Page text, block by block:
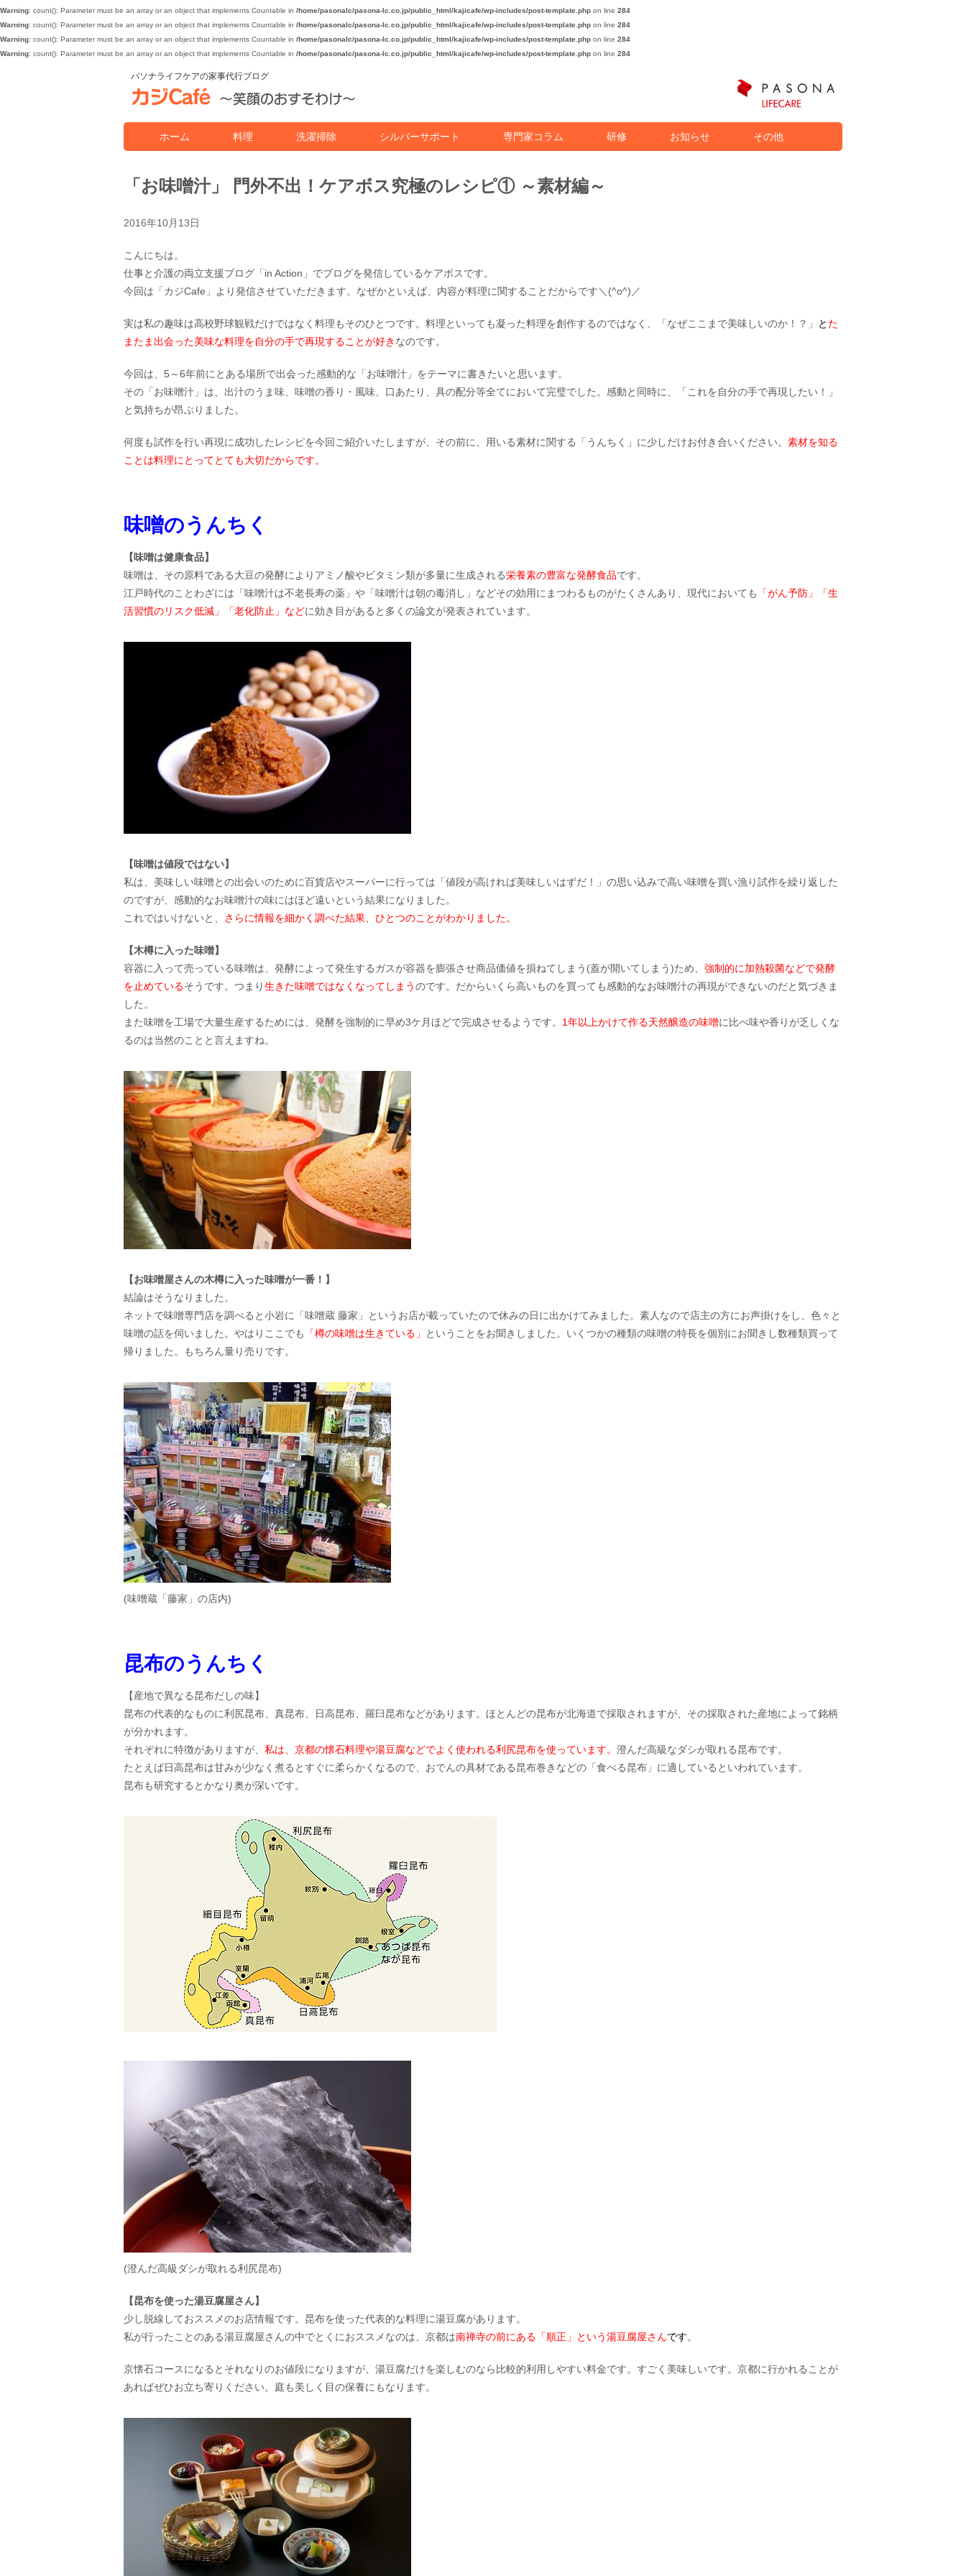
Warning: count(): Parameter must be an array or an object that implements Countable in /home/pasonalc/pasona-lc.co.jp/public_html/kajicafe/wp-includes/post-template.php on line 284
Warning: count(): Parameter must be an array or an object that implements Countable in /home/pasonalc/pasona-lc.co.jp/public_html/kajicafe/wp-includes/post-template.php on line 284
Warning: count(): Parameter must be an array or an object that implements Countable in /home/pasonalc/pasona-lc.co.jp/public_html/kajicafe/wp-includes/post-template.php on line 284
Warning: count(): Parameter must be an array or an object that implements Countable in /home/pasonalc/pasona-lc.co.jp/public_html/kajicafe/wp-includes/post-template.php on line 284
パソナライフケアの家事代行ブログ
ホーム 料理 洗濯掃除 シルバーサポート 専門家コラム 研修 お知らせ その他
「お味噌汁」 門外不出！ケアボス究極のレシピ① ～素材編～
2016年10月13日
こんにちは。
仕事と介護の両立支援ブログ「in Action」でブログを発信しているケアボスです。
今回は「カジCafe」より発信させていただきます。なぜかといえば、内容が料理に関することだからです＼(^o^)／
実は私の趣味は高校野球観戦だけではなく料理もそのひとつです。料理といっても凝った料理を創作するのではなく、「なぜここまで美味しいのか！？」 と た
またま出会った美味な料理を自分の手で再現することが好き なのです。
今回は、5～6年前にとある場所で出会った感動的な「お味噌汁」をテーマに書きたいと思います。
その「お味噌汁」は、出汁のうま味、味噌の香り・風味、口あたり、具の配分等全てにおいて完璧でした。感動と同時に、「これを自分の手で再現したい！」
と気持ちが昂ぶりました。
何度も試作を行い再現に成功したレシピを今回ご紹介いたしますが、その前に、用いる素材に関する「うんちく」に少しだけお付き合いください。 素材を知る
ことは料理にとってとても大切だからです。
味噌のうんちく
【味噌は健康食品】
味噌は、その原料である大豆の発酵によりアミノ酸やビタミン類が多量に生成される栄養素の豊富な発酵食品です。
江戸時代のことわざには「味噌汁は不老長寿の薬」や「味噌汁は朝の毒消し」などその効用にまつわるものがたくさんあり、現代においても
「がん予防」「生
活習慣のリスク低減」「老化防止」などに効き目があると多くの論文が発表されています。
【味噌は値段ではない】
私は、美味しい味噌との出会いのために百貨店やスーパーに行っては「値段が高ければ美味しいはずだ！」の思い込みで高い味噌を買い漁り試作を繰り返した
のですが、感動的なお味噌汁の味にはほど遠いという結果になりました。
これではいけないと、 さらに情報を細かく調べた結果、ひとつのことがわかりました。
【木樽に入った味噌】
容器に入って売っている味噌は、発酵によって発生するガスが容器を膨張させ商品価値を損ねてしまう(蓋が開いてしまう)ため、 強制的に加熱殺菌などで発酵
を止めているそうです。つまり生きた味噌ではなくなってしまうのです。だからいくら高いものを買っても感動的なお味噌汁の再現ができないのだと気づきま
した。
また味噌を工場で大量生産するためには、発酵を強制的に早め3ケ月ほどで完成させるようです。 1年以上かけて作る天然醸造の味噌に比べ味や香りが乏しくな
るのは当然のことと言えますね。
【お味噌屋さんの木樽に入った味噌が一番！】
結論はそうなりました。
ネットで味噌専門店を調べると小岩に「味噌蔵 藤家」というお店が載っていたので休みの日に出かけてみました。素人なので店主の方にお声掛けをし、色々と
味噌の話を伺いました。やはりここでも
「樽の味噌は生きている」
ということをお聞きしました。いくつかの種類の味噌の特長を個別にお聞きし数種類買って
帰りました。もちろん量り売りです。
(味噌蔵「藤家」の店内)
昆布のうんちく
【産地で異なる昆布だしの味】
昆布の代表的なものに利尻昆布、真昆布、日高昆布、羅臼昆布などがあります。ほとんどの昆布が北海道で採取されますが、その採取された産地によって銘柄
が分かれます。
それぞれに特徴がありますが、 私は、京都の懐石料理や湯豆腐などでよく使われる利尻昆布を使っています。 澄んだ高級なダシが取れる昆布です。
たとえば日高昆布は甘みが少なく煮るとすぐに柔らかくなるので、おでんの具材である昆布巻きなどの「食べる昆布」に適しているといわれています。
昆布も研究するとかなり奥が深いです。
(澄んだ高級ダシが取れる利尻昆布)
【昆布を使った湯豆腐屋さん】
少し脱線しておススメのお店情報です。昆布を使った代表的な料理に湯豆腐があります。
私が行ったことのある湯豆腐屋さんの中でとくにおススメなのは、京都は南禅寺の前にある 「順正」 という湯豆腐屋さんです。
京懐石コースになるとそれなりのお値段になりますが、湯豆腐だけを楽しむのなら比較的利用しやすい料金です。すごく美味しいです。京都に行かれることが
あればぜひお立ち寄りください。庭も美しく目の保養にもなります。